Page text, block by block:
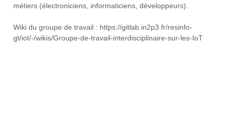
métiers (électroniciens, informaticiens, développeurs).
Wiki du groupe de travail : https://gitlab.in2p3.fr/resinfo-
gt/iot/-/wikis/Groupe-de-travail-interdisciplinaire-sur-les-IoT